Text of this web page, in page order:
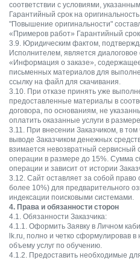
соответствии с условиями,
Гарантийный срок на
"Повышение оригинальности"
«Примеров работ» Гарантийный
3.9. Юридическим фактом,
Исполнителем, является
«Информация о заказе»,
письменных материалов для
ссылку на файл для скачивания.
3.10. При отказе принять уже
предоставленные материалы в
договора, по основаниям, не
оплатить оказанные услуги в
3.11. При внесении Заказчиком, в
выводе Заказчиком денежных
взимается невозвратный
операции в размере до 15%. Сумма
операции и зависит от истории
3.12. Сайт оставляет за собой право
более 10%) для предварительного
индексации поисковыми системами.
4. Права и обязанности сторон
4.1. Обязанности Заказчика:
4.1.1. Оформить Заявку в Личном
lk.ru, полно и четко сформулировав
объему услуг по обучению.
4.1.2. Предоставить необходимые